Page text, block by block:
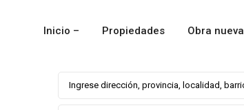
Inicio – Propiedades Obra nueva